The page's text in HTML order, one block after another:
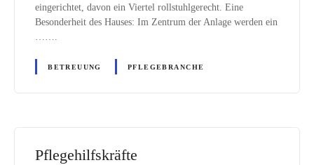
eingerichtet, davon ein Viertel rollstuhlgerecht. Eine
Besonderheit des Hauses: Im Zentrum der Anlage werden ein
BETREUUNG PFLEGEBRANCHE
Pflegehilfskräfte